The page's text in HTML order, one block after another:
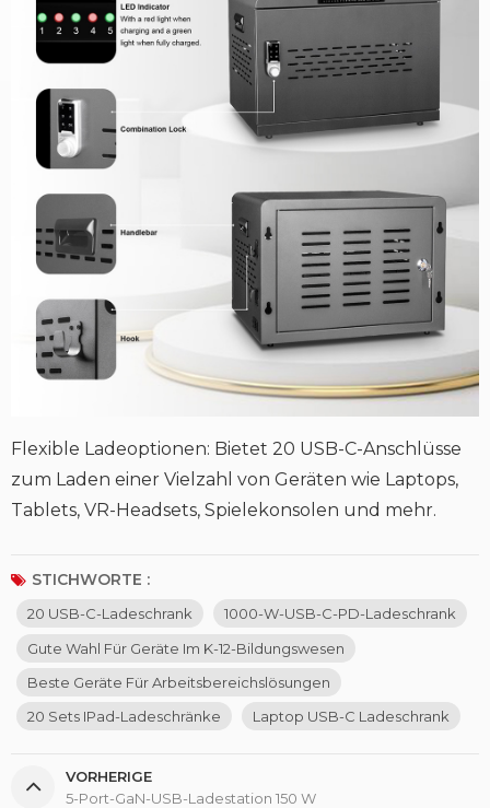
Flexible Ladeoptionen: Bietet 20 USB-C-Anschlüsse
zum Laden einer Vielzahl von Geräten wie Laptops,
Tablets, VR-Headsets, Spielekonsolen und mehr.
STICHWORTE :
20 USB-C-Ladeschrank
1000-W-USB-C-PD-Ladeschrank
Gute Wahl Für Geräte Im K-12-Bildungswesen
Beste Geräte Für Arbeitsbereichslösungen
20 Sets IPad-Ladeschränke
Laptop USB-C Ladeschrank
VORHERIGE
5-Port-GaN-USB-Ladestation 150 W